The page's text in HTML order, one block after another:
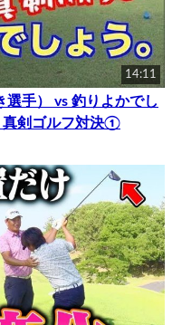
14:11
手） vs 釣りよかでし
真剣ゴルフ対決①